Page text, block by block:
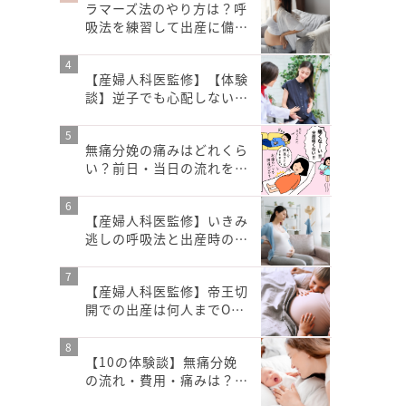
ラマーズ法のやり方は？呼
吸法を練習して出産に備…
【産婦人科医監修】【体験
談】逆子でも心配しない…
無痛分娩の痛みはどれくら
い？前日・当日の流れを…
【産婦人科医監修】いきみ
逃しの呼吸法と出産時の…
【産婦人科医監修】帝王切
開での出産は何人までO…
【10の体験談】無痛分娩
の流れ・費用・痛みは？…